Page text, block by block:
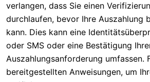
verlangen, dass Sie einen
durchlaufen, bevor Ihre Auszahlung
kann. Dies kann eine
oder SMS oder eine Bestätigung
Auszahlungsanforderung umfassen.
bereitgestellten Anweisungen, um